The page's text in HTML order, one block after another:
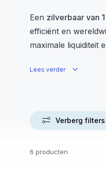
Een zilverbaar van
efficiënt en
maximale liquiditeit
Lees verder
Verberg filters
6 producten